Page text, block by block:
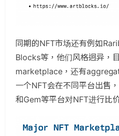
同期的NFT市场还有例如
Blocks等，他们风格迥异，
marketplace，还有
一个NFT会在不同平台出售
和Gem等平台对NFT进行比